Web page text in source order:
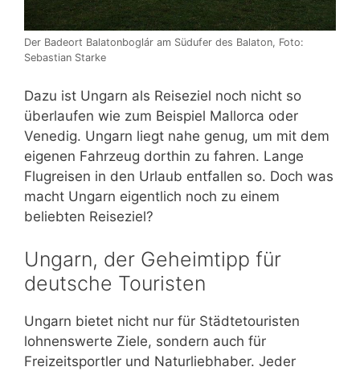
Der Badeort Balatonboglár am Südufer des Balaton, Foto:
Sebastian Starke
Dazu ist Ungarn als Reiseziel noch nicht so
überlaufen wie zum Beispiel Mallorca oder
Venedig. Ungarn liegt nahe genug, um mit dem
eigenen Fahrzeug dorthin zu fahren. Lange
Flugreisen in den Urlaub entfallen so. Doch was
macht Ungarn eigentlich noch zu einem
beliebten Reiseziel?
Ungarn, der Geheimtipp für
deutsche Touristen
Ungarn bietet nicht nur für Städtetouristen
lohnenswerte Ziele, sondern auch für
Freizeitsportler und Naturliebhaber. Jeder